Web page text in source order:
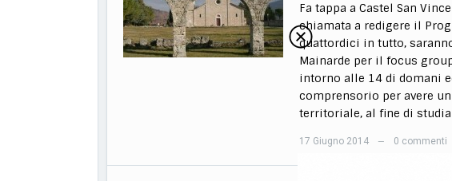
Fa tappa a Castel San
chiamata a redigere il
quattordici in tutto,
Mainarde per il focus
intorno alle 14 di domani
comprensorio per avere
territoriale, al fine di
17 Giugno 2014 — 0 commenti